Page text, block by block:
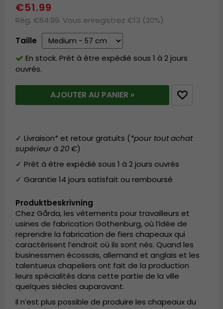
€51.99
Rég. €64.99. Vous enregistrez €13 (20%)
Taille
En stock. Prêt à être expédié sous 1 à 2 jours
ouvrés.
AJOUTER AU PANIER »
✓ Livraison* et retour gratuits (*pour tout achat
supérieur à 20 €)
✓ Prêt à être expédié sous 1 à 2 jours ouvrés
✓ Garantie 14 jours satisfait ou remboursé
Produktbeskrivning
Chez Gårda, les vêtements pour travailleurs et
usines de fabrication Gothenburg, où l’idée de
reprendre la fabrication de fiers chapeaux qui
caractérisent l’endroit où ils sont nés. Quand les
businessmen écossais, allemand et anglais et les
talentueux chapeliers ont fait de la production
leurs spécialités dans cette partie de la ville
quelques siècles auparavant.
Il n’est plus possible de produire les chapeaux du